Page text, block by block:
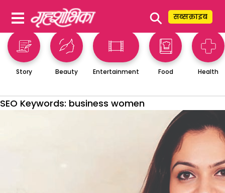
⚲ सब्सक्राइब
Story Beauty Entertainment Food Health
SEO Keywords: business women